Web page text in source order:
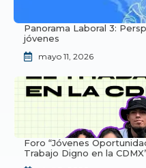
Panorama Laboral 3:
jóvenes
mayo 11, 2026
Foro “Jóvenes
Trabajo Digno en la